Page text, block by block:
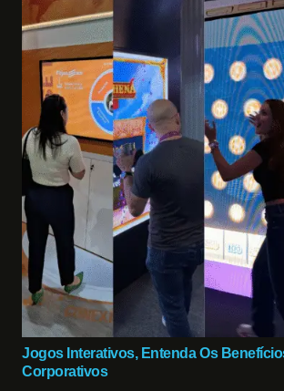
Jogos Interativos, Entenda Os
Corporativos